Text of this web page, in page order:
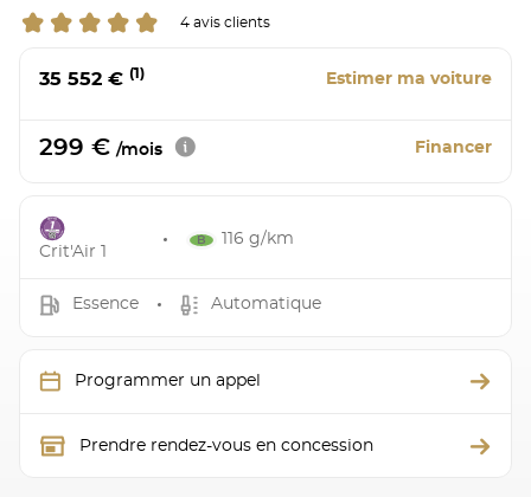
4 avis clients
35 552 € (1) Estimer ma voiture
299 € /mois Financer
Crit'Air 1
116 g/km
Essence Automatique
Programmer un appel
Prendre rendez-vous en concession